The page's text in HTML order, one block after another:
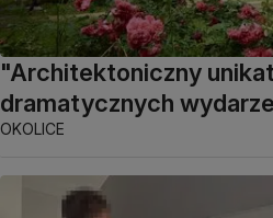
"Architektoniczny
dramatycznych
OKOLICE